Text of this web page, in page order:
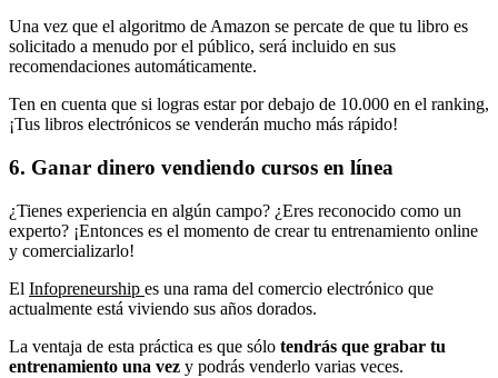
Una vez que el algoritmo de Amazon se percate de que tu libro es
solicitado a menudo por el público, será incluido en sus
recomendaciones automáticamente.
Ten en cuenta que si logras estar por debajo de 10.000 en el ranking,
¡Tus libros electrónicos se venderán mucho más rápido!
6. Ganar dinero vendiendo cursos en línea
¿Tienes experiencia en algún campo? ¿Eres reconocido como un
experto? ¡Entonces es el momento de crear tu entrenamiento online
y comercializarlo!
El Infopreneurship es una rama del comercio electrónico que
actualmente está viviendo sus años dorados.
La ventaja de esta práctica es que sólo tendrás que grabar tu
entrenamiento una vez y podrás venderlo varias veces.